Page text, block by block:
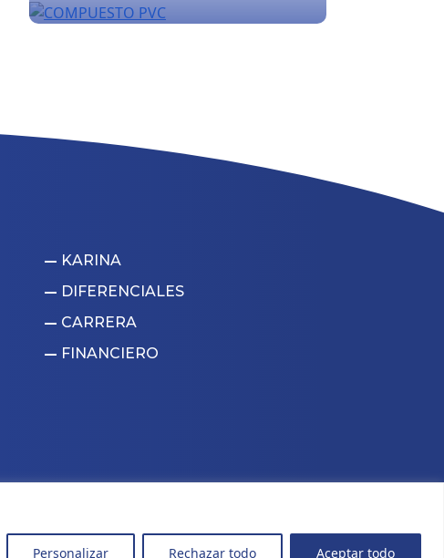
Personalizar Rechazar todo Aceptar todo
KARINA
DIFERENCIALES
CARRERA
FINANCIERO